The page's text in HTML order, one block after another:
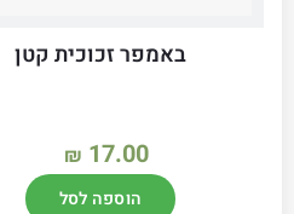
באמפר זכוכית קטן
₪ 17.00
הוספה לסל